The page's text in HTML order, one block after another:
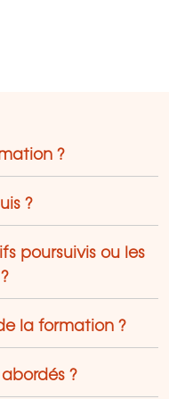
?
?
poursuivis ou les
la formation ?
?